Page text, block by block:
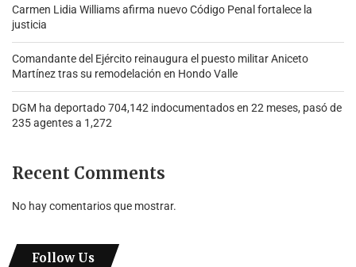
Carmen Lidia Williams afirma nuevo Código Penal fortalece la
justicia
Comandante del Ejército reinaugura el puesto militar Aniceto
Martínez tras su remodelación en Hondo Valle
DGM ha deportado 704,142 indocumentados en 22 meses, pasó de
235 agentes a 1,272
Recent Comments
No hay comentarios que mostrar.
Follow Us